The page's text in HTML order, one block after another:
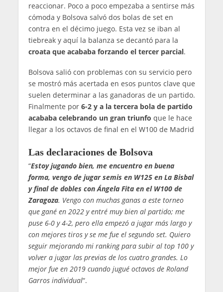
reaccionar. Poco a poco empezaba a sentirse más
cómoda y Bolsova salvó dos bolas de set en
contra en el décimo juego. Esta vez se iban al
tiebreak y aquí la balanza se decantó para la
croata que acababa forzando el tercer parcial.
Bolsova salió con problemas con su servicio pero
se mostró más acertada en esos puntos clave que
suelen determinar a las ganadoras de un partido.
Finalmente por 6-2 y a la tercera bola de partido
acababa celebrando un gran triunfo que le hace
llegar a los octavos de final en el W100 de Madrid
Las declaraciones de Bolsova
“Estoy jugando bien, me encuentro en buena
forma, vengo de jugar semis en W125 en La Bisbal
y final de dobles con Ángela Fita en el W100 de
Zaragoza. Vengo con muchas ganas a este torneo
que gané en 2022 y entré muy bien al partido; me
puse 6-0 y 4-2, pero ella empezó a jugar más largo y
con mejores tiros y se me fue el segundo set. Quiero
seguir mejorando mi ranking para subir al top 100 y
volver a jugar las previas de los cuatro grandes. Lo
mejor fue en 2019 cuando jugué octavos de Roland
Garros individual“.